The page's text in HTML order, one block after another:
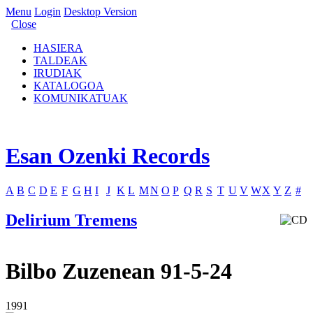
Menu Login Desktop Version
Close
HASIERA
TALDEAK
IRUDIAK
KATALOGOA
KOMUNIKATUAK
Esan Ozenki Records
A B C D E F G H I J K L MN O P Q R S T U V WX Y Z #
Delirium Tremens
Bilbo Zuzenean 91-5-24
1991